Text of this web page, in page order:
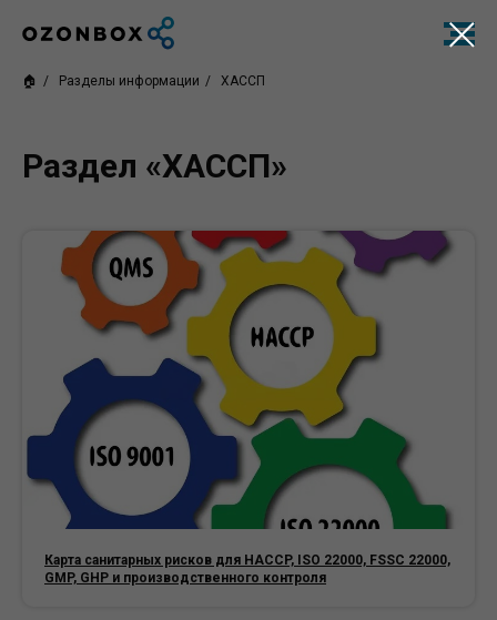
🏠︎ / Разделы информации / ХАССП
Раздел «ХАССП»
Карта санитарных рисков для HACCP, ISO 22000, FSSC 22000,
GMP, GHP и производственного контроля